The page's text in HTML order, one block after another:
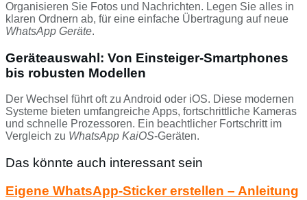
Organisieren Sie Fotos und Nachrichten. Legen Sie alles in
klaren Ordnern ab, für eine einfache Übertragung auf neue
WhatsApp Geräte.
Geräteauswahl: Von Einsteiger-Smartphones
bis robusten Modellen
Der Wechsel führt oft zu Android oder iOS. Diese modernen
Systeme bieten umfangreiche Apps, fortschrittliche Kameras
und schnelle Prozessoren. Ein beachtlicher Fortschritt im
Vergleich zu WhatsApp KaiOS-Geräten.
Das könnte auch interessant sein
Eigene WhatsApp-Sticker erstellen – Anleitung